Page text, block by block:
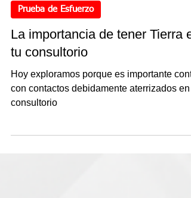
26 nov 2024
Prueba de Esfuerzo
La importancia de tener Tierra
tu consultorio
Hoy exploramos porque es importante